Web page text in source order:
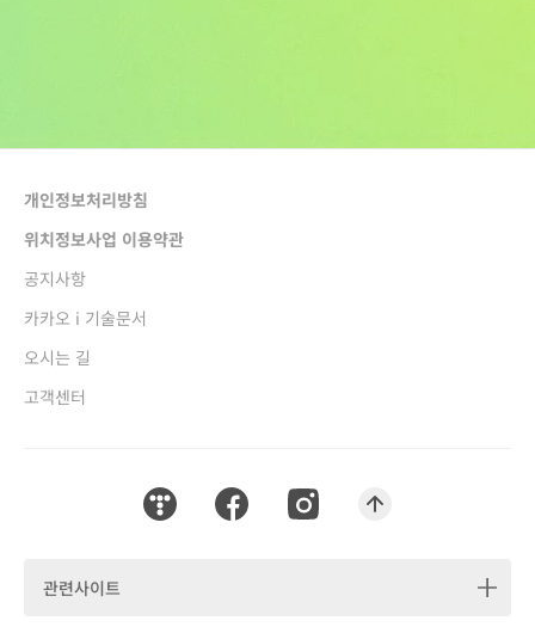
개인정보처리방침
위치정보사업 이용약관
공지사항
카카오 i 기술문서
오시는 길
고객센터
관련사이트